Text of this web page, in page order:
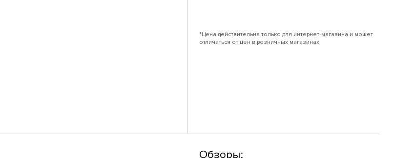
*Цена действительна только для интернет-магазина и может
отличаться от цен в розничных магазинах
Обзоры: